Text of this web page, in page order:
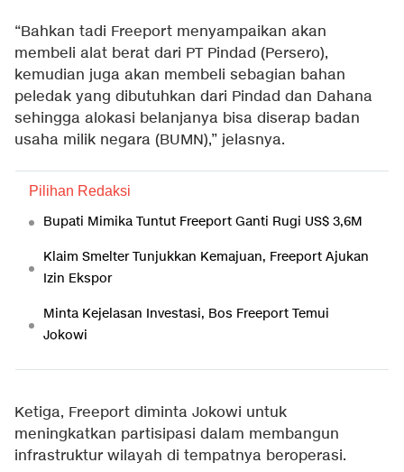
“Bahkan tadi Freeport menyampaikan akan
membeli alat berat dari PT Pindad (Persero),
kemudian juga akan membeli sebagian bahan
peledak yang dibutuhkan dari Pindad dan Dahana
sehingga alokasi belanjanya bisa diserap badan
usaha milik negara (BUMN),” jelasnya.
Pilihan Redaksi
Bupati Mimika Tuntut Freeport Ganti Rugi US$ 3,6M
Klaim Smelter Tunjukkan Kemajuan, Freeport Ajukan
Izin Ekspor
Minta Kejelasan Investasi, Bos Freeport Temui
Jokowi
Ketiga, Freeport diminta Jokowi untuk
meningkatkan partisipasi dalam membangun
infrastruktur wilayah di tempatnya beroperasi.